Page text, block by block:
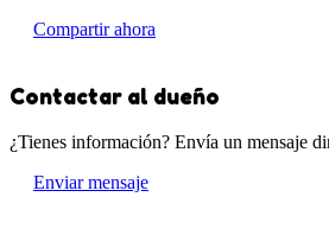
Compartir ahora
Contactar al dueño
¿Tienes información? Envía un mensaje
Enviar mensaje